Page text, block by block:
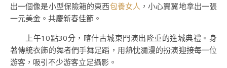
出一個像是小型保險箱的東西包養女人 ，小心翼翼地拿出一張
一元美金。共慶新春佳節。
上午10點30分，喀什古城東門演出隆重的進城典禮。身
著傳統衣飾的舞者們手舞足蹈，用熱忱瀰漫的扮演迎接每一位
游客，吸引不少游客立足攝影。